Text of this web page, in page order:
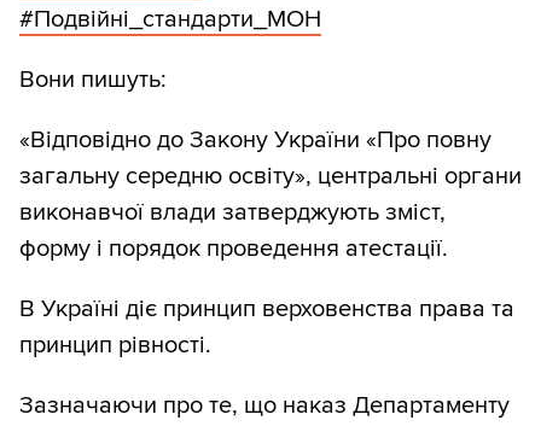
#Подвійні_стандарти_МОН
Вони пишуть:
«Відповідно до Закону України «Про повну
загальну середню освіту», центральні органи
виконавчої влади затверджують зміст,
форму і порядок проведення атестації.
В Україні діє принцип верховенства права та
принцип рівності.
Зазначаючи про те, що наказ Департаменту